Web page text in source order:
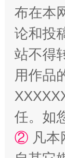
国家
布在本
论和投
站不得
用作品
任。如
② 凡